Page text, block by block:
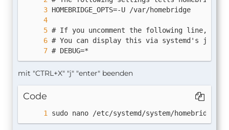
# DEBUG=*
mit "CTRL+X" "j" "enter" beenden
Code
sudo nano /etc/systemd/system/